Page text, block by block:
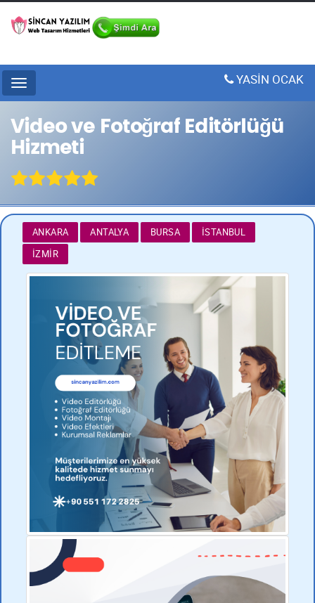
Menu YASİN OCAK
Video ve Fotoğraf Editörlüğü
Hizmeti
ANKARA ANTALYA BURSA
İSTANBUL
İZMIR